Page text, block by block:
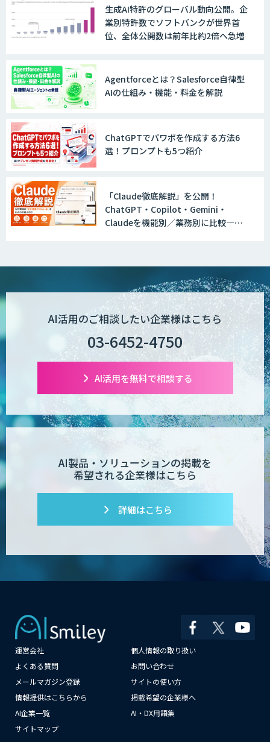
ントが自動処理します 『Knowfa（ノウ
ファ）受注AIエージェント』
MANA Buddy
データ構造化ソリューション「DX-laei」
MµgenGAI
図面生成AI
AI Worker
ス
TIGEREYE AGENT
AI開発・伴走支援・内製化支援
サービス
AI新規事業企画・開発支援
JAPAN AI AGENT
生成AI特許のグローバル動向公開。企
業別特許数でソフトバンクが世界首
位、全体公開数は前年比約2倍へ急増
Agentforceとは？Salesforce自律型
AIの仕組み・機能・料金を解説
ChatGPTでパワポを作成する方法6
選！プロンプトも5つ紹介
「Claude徹底解説」を公開！
ChatGPT・Copilot・Gemini・
Claudeを機能別／業務別に比較―自
AI活用のご相談したい企業様はこちら
03-6452-4750
AI活用を無料で相談する
AI製品・ソリューションの掲載を
希望される企業様はこちら
詳細はこちら
運営会社
個人情報の取り扱い
よくある質問
お問い合わせ
メールマガジン登録
サイトの使い方
情報提供はこちらから
掲載希望の企業様へ
AI企業一覧
AI・DX用語集
サイトマップ